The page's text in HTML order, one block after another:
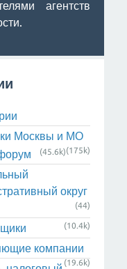
агентств
Москвы и МО
(175k)
(45.6k)
округ
(44)
(10.4k)
компании
(19.6k)